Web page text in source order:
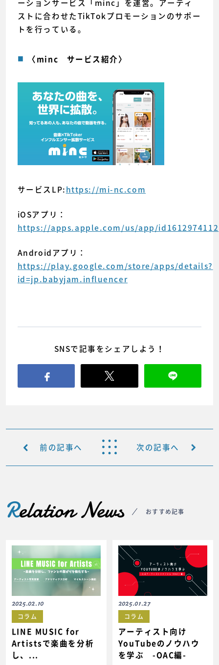
ーションサービス「minc」を運営。アーティ
ストに合わせたTikTokプロモーションのサポー
トを行っている。
〈minc サービス紹介〉
サービスLP:https://mi-nc.com
iOSアプリ：
https://apps.apple.com/us/app/id1612974112
Androidアプリ：
https://play.google.com/store/apps/details?
id=jp.babyjam.influencer
SNSで記事をシェアしよう！
前の記事へ 次の記事へ
Relation News おすすめ記事
2025.02.10
コラム
LINE MUSIC for
Artistsで楽曲を分析
し、...
2025.01.27
コラム
アーティスト向け
YouTubeのノウハウ
を学ぶ -OAC編-